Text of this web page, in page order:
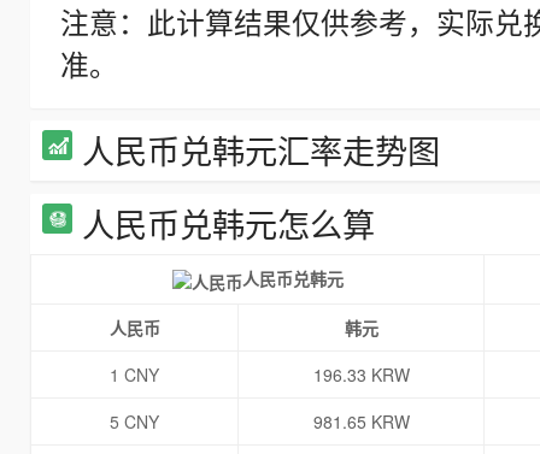
注意：此计算结果仅供参考，实际
准。
人民币兑韩元汇率走势图
人民币兑韩元怎么算
人民币兑韩元
人民币
韩元
1 CNY
196.33 KRW
5 CNY
981.65 KRW